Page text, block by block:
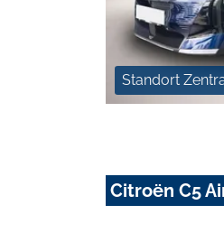
Standort
Citroën C5